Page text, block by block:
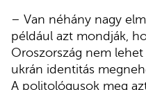
– Van néhány nagy
például azt mondják,
Oroszország nem
ukrán identitás
A politológusok meg